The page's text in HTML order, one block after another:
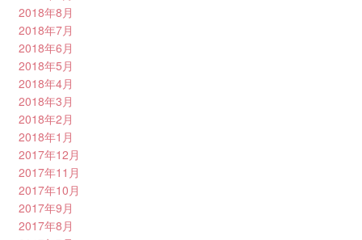
2018年8月
2018年7月
2018年6月
2018年5月
2018年4月
2018年3月
2018年2月
2018年1月
2017年12月
2017年11月
2017年10月
2017年9月
2017年8月